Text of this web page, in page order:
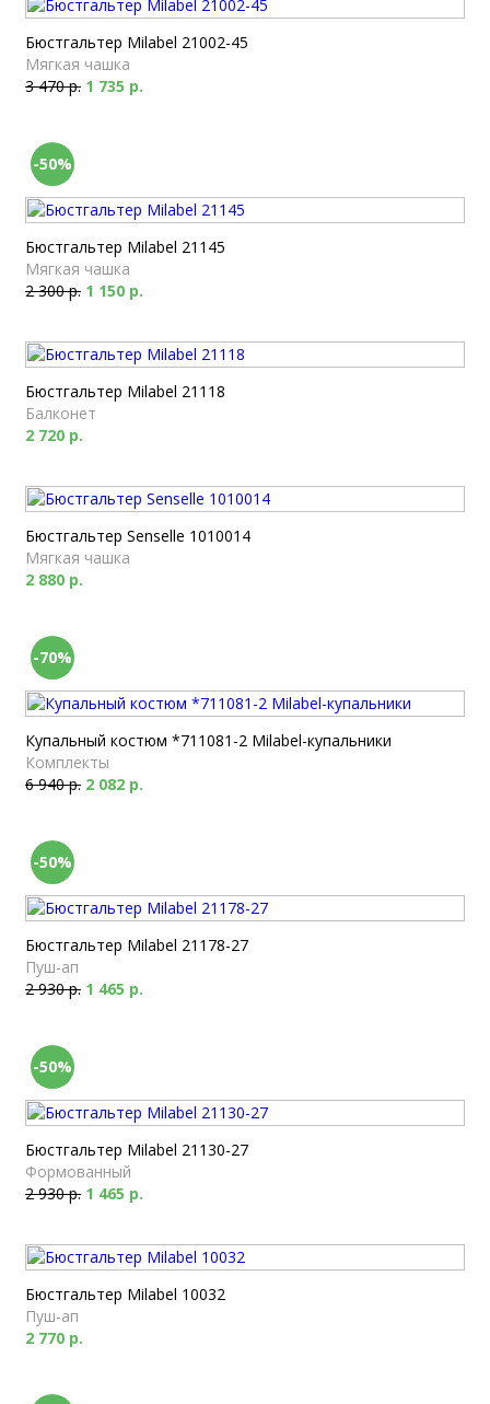
Бюстгальтер Milabel 21002-45
Мягкая чашка
3 470 р. 1 735 р.
-50%
Бюстгальтер Milabel 21145
Мягкая чашка
2 300 р. 1 150 р.
Бюстгальтер Milabel 21118
Балконет
2 720 р.
Бюстгальтер Senselle 1010014
Мягкая чашка
2 880 р.
-70%
Купальный костюм *711081-2 Milabel-купальники
Комплекты
6 940 р. 2 082 р.
-50%
Бюстгальтер Milabel 21178-27
Пуш-ап
2 930 р. 1 465 р.
-50%
Бюстгальтер Milabel 21130-27
Формованный
2 930 р. 1 465 р.
Бюстгальтер Milabel 10032
Пуш-ап
2 770 р.